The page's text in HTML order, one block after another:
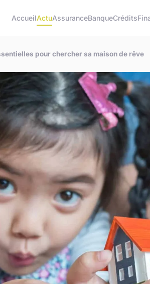
AccueilActuAssuranceBanqueCrédits
pour chercher sa maison de rêve